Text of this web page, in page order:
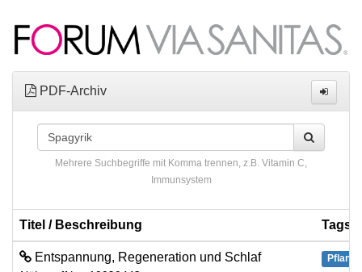
PDF-Archiv
Mehrere Suchbegriffe mit Komma trennen, z.B. Vitamin C,
Immunsystem
Titel / Beschreibung Tags
Entspannung, Regeneration und Schlaf